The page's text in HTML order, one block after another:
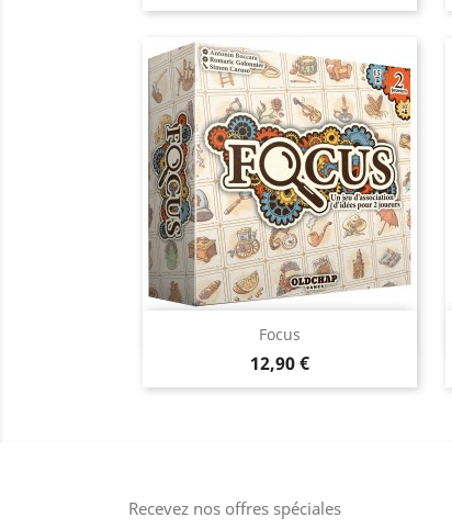
Focus
Prix
12,90 €
Aperçu rapide
Recevez nos offres spéciales